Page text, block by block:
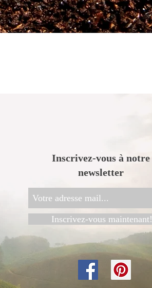
Inscrivez-vous à notre
newsletter
Inscrivez-vous maintenant!